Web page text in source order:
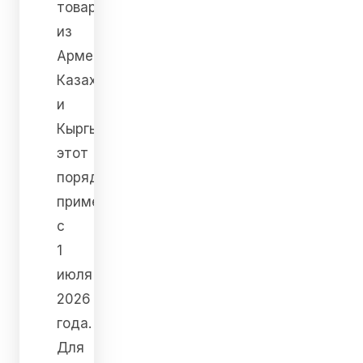
товаров
из
Армении,
Казахстана
и
Кыргызстана
этот
порядок
применяется
с
1
июля
2026
года.
Для